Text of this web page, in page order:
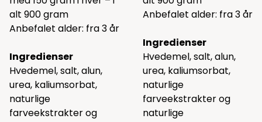
alt 900 gram
Anbefalet alder: fra 3 år
Ingredienser
Hvedemel, salt, alun,
urea, kaliumsorbat,
naturlige
farveekstrakter og
Anbefalet alder: fra 3 år
Ingredienser
Hvedemel, salt, alun,
urea, kaliumsorbat,
naturlige
farveekstrakter og
naturlige